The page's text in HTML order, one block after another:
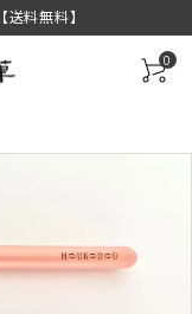
料無料】
0